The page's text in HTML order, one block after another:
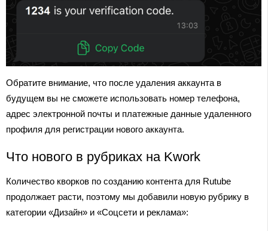
Обратите внимание, что после удаления аккаунта в
будущем вы не сможете использовать номер телефона,
адрес электронной почты и платежные данные удаленного
профиля для регистрации нового аккаунта.
Что нового в рубриках на Kwork
Количество кворков по созданию контента для Rutube
продолжает расти, поэтому мы добавили новую рубрику в
категории «Дизайн» и «Соцсети и реклама»: